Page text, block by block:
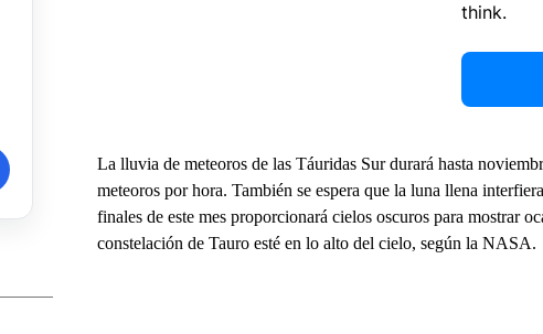
think.
La lluvia de meteoros de las Táuridas Sur durará hasta
meteoros por hora. También se espera que la luna llena
finales de este mes proporcionará cielos oscuros para mostrar
constelación de Tauro esté en lo alto del cielo, según la NASA.